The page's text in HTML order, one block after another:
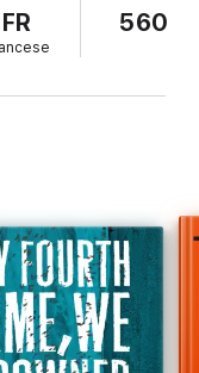
FR 560